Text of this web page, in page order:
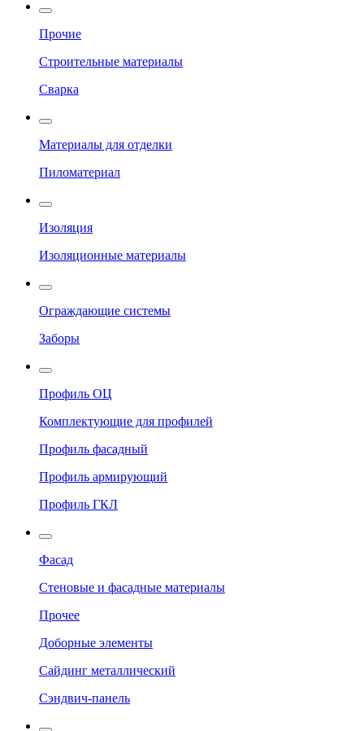
Прочие
Строительные материалы
Сварка
Материалы для отделки
Пиломатериал
Изоляция
Изоляционные материалы
Ограждающие системы
Заборы
Профиль ОЦ
Комплектующие для профилей
Профиль фасадный
Профиль армирующий
Профиль ГКЛ
Фасад
Стеновые и фасадные материалы
Прочее
Доборные элементы
Сайдинг металлический
Сэндвич-панель